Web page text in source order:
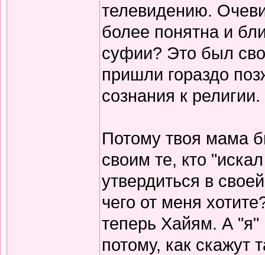
телевидению.
более понятна и
суфии? Это был
пришли гораздо
сознания к религии.
Потому твоя мама
своим те, кто
утвердиться в
чего от меня
теперь Хайям. А "я"
потому, как скажут